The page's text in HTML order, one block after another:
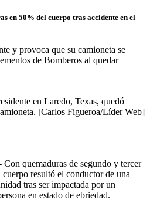
en 50% del cuerpo tras accidente en el
y provoca que su camioneta se
de Bomberos al quedar
en Laredo, Texas, quedó
[Carlos Figueroa/Líder Web]
Con quemaduras de segundo y tercer
resultó el conductor de una
tras ser impactada por un
en estado de ebriedad.